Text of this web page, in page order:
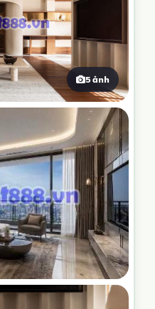
5 ảnh